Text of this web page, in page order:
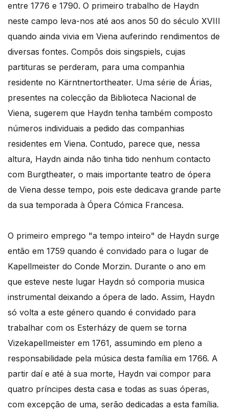
entre 1776 e 1790. O primeiro trabalho de Haydn
neste campo leva-nos até aos anos 50 do século XVIII
quando ainda vivia em Viena auferindo rendimentos de
diversas fontes. Compôs dois singspiels, cujas
partituras se perderam, para uma companhia
residente no Kärntnertortheater. Uma série de Árias,
presentes na colecção da Biblioteca Nacional de
Viena, sugerem que Haydn tenha também composto
números individuais a pedido das companhias
residentes em Viena. Contudo, parece que, nessa
altura, Haydn ainda não tinha tido nenhum contacto
com Burgtheater, o mais importante teatro de ópera
de Viena desse tempo, pois este dedicava grande parte
da sua temporada à Ópera Cómica Francesa.
O primeiro emprego "a tempo inteiro" de Haydn surge
então em 1759 quando é convidado para o lugar de
Kapellmeister do Conde Morzin. Durante o ano em
que esteve neste lugar Haydn só comporia musica
instrumental deixando a ópera de lado. Assim, Haydn
só volta a este género quando é convidado para
trabalhar com os Esterházy de quem se torna
Vizekapellmeister em 1761, assumindo em pleno a
responsabilidade pela música desta família em 1766. A
partir daí e até à sua morte, Haydn vai compor para
quatro príncipes desta casa e todas as suas óperas,
com excepção de uma, serão dedicadas a esta família.